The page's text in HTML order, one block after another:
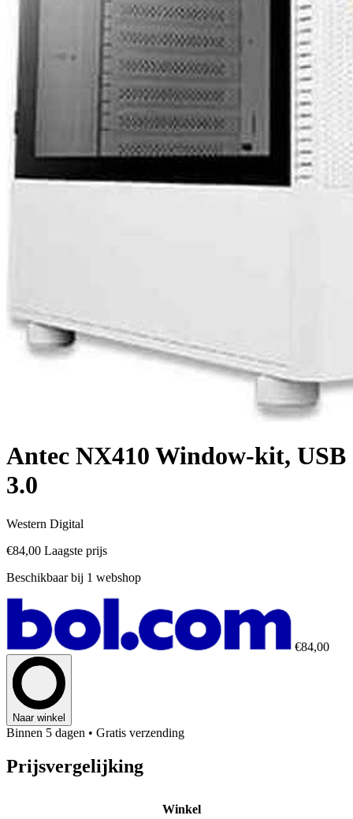
Antec NX410 Window-kit, USB
3.0
Western Digital
€84,00 Laagste prijs
Beschikbaar bij 1 webshop
€84,00
Naar winkel
Binnen 5 dagen • Gratis verzending
Prijsvergelijking
Winkel